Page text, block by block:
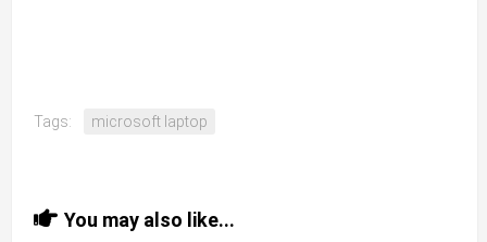
Tags: microsoft laptop
You may also like...